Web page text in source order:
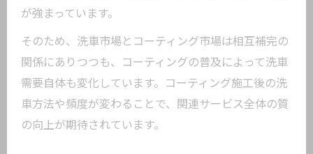
のリアル
コーティング業界における人材育成と将
が強まっています。
そのため、洗車市場とコーティング市場は相互補完の
関係にありつつも、コーティングの普及によって洗車
需要自体も変化しています。コーティング施工後の洗
車方法や頻度が変わることで、関連サービス全体の質
の向上が期待されています。